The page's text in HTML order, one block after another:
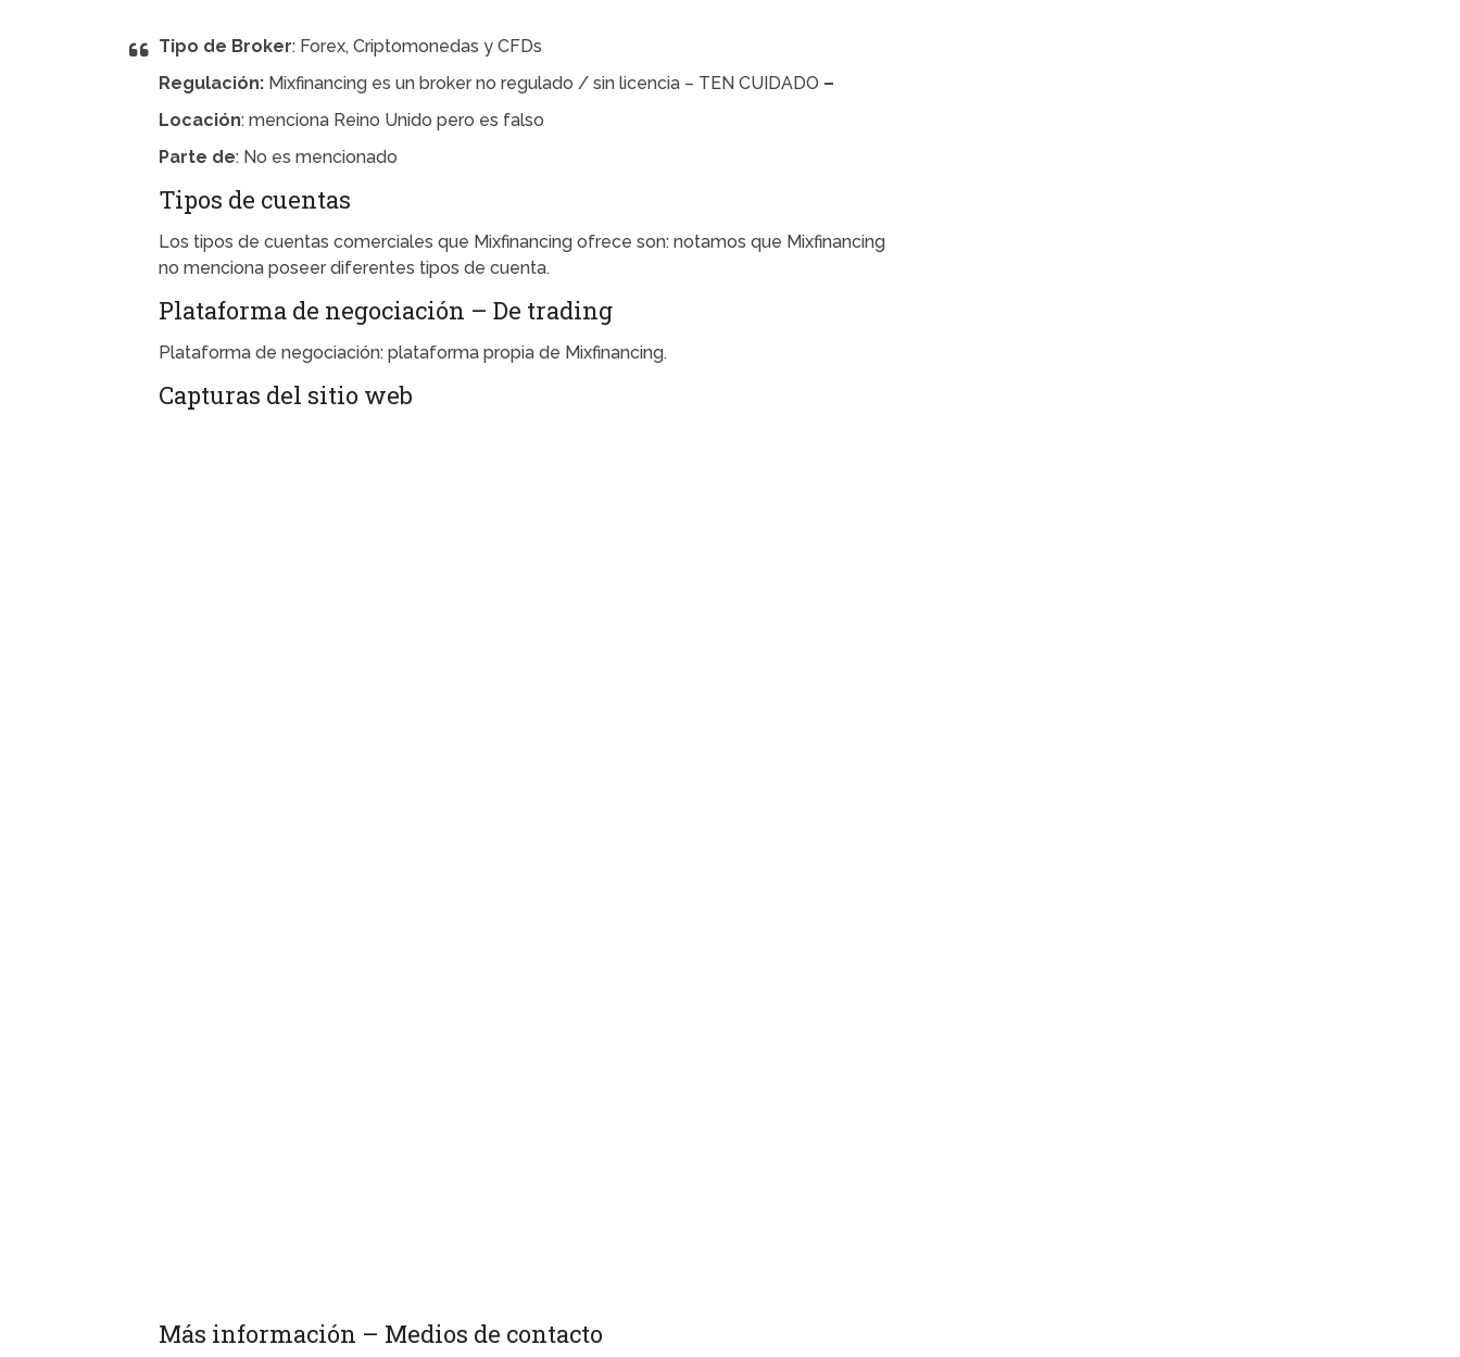
Tipo de Broker: Forex, Criptomonedas y CFDs
Regulación: Mixfinancing es un broker no regulado / sin licencia – TEN CUIDADO –
Locación: menciona Reino Unido pero es falso
Parte de: No es mencionado
Tipos de cuentas
Los tipos de cuentas comerciales que Mixfinancing ofrece son: notamos que Mixfinancing
no menciona poseer diferentes tipos de cuenta.
Plataforma de negociación – De trading
Plataforma de negociación: plataforma propia de Mixfinancing.
Capturas del sitio web
Más información – Medios de contacto